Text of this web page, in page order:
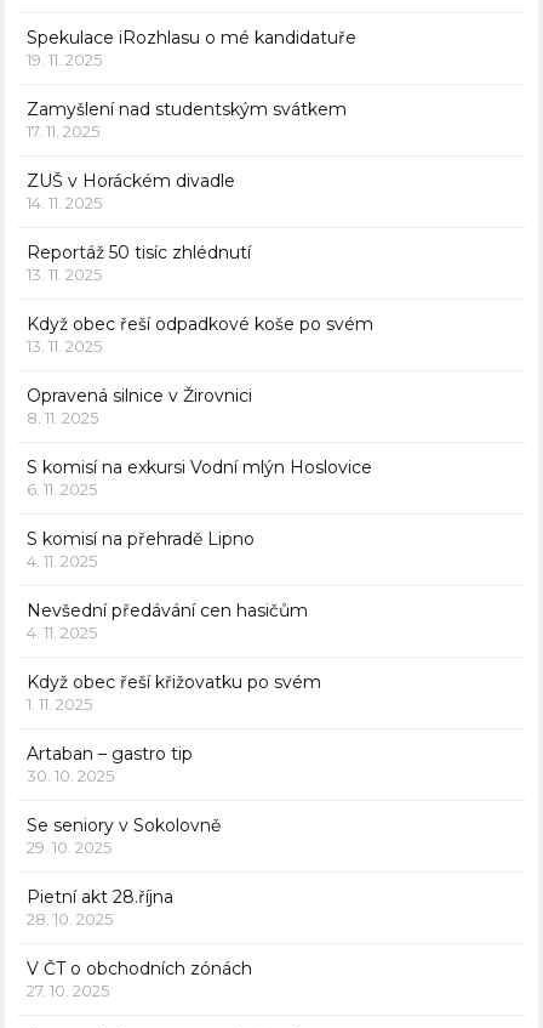
Spekulace iRozhlasu o mé kandidatuře
19. 11. 2025
Zamyšlení nad studentským svátkem
17. 11. 2025
ZUŠ v Horáckém divadle
14. 11. 2025
Reportáž 50 tisíc zhlédnutí
13. 11. 2025
Když obec řeší odpadkové koše po svém
13. 11. 2025
Opravená silnice v Žirovnici
8. 11. 2025
S komisí na exkursi Vodní mlýn Hoslovice
6. 11. 2025
S komisí na přehradě Lipno
4. 11. 2025
Nevšední předávání cen hasičům
4. 11. 2025
Když obec řeší křižovatku po svém
1. 11. 2025
Artaban – gastro tip
30. 10. 2025
Se seniory v Sokolovně
29. 10. 2025
Pietní akt 28.října
28. 10. 2025
V ČT o obchodních zónách
27. 10. 2025